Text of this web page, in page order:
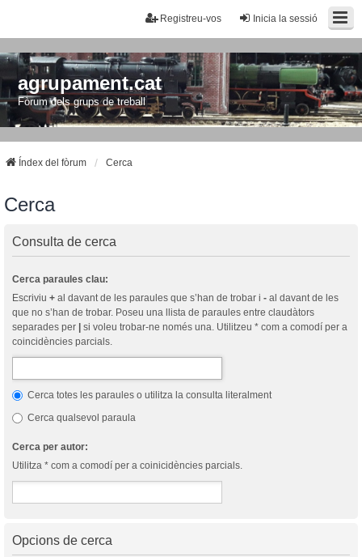
Inicia la sessió
Registreu-vos
agrupament.cat
Fòrum dels grups de treball
Índex del fòrum Cerca
Cerca
Consulta de cerca
Cerca paraules clau:
Escriviu + al davant de les paraules que s’han de trobar i - al davant de les
que no s’han de trobar. Poseu una llista de paraules entre claudàtors
separades per | si voleu trobar-ne només una. Utilitzeu * com a comodí per a
coincidències parcials.
Cerca totes les paraules o utilitza la consulta literalment
Cerca qualsevol paraula
Cerca per autor:
Utilitza * com a comodí per a coinicidències parcials.
Opcions de cerca